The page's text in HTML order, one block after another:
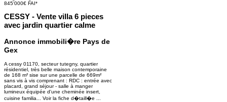
845'000€ FAI*
CESSY - Vente villa 6 pieces
avec jardin quartier calme
Annonce immobili�re Pays de
Gex
A cessy 01170, secteur tutegny, quartier
résidentiel, très belle maison contemporaine
de 168 m² sise sur une parcelle de 669m²
sans vis à vis comprenant : RDC : entrée avec
placard, grand séjour - salle à manger
lumineux équipée d'une cheminée insert,
cuisine familia... Voir la fiche d�taill�e ...